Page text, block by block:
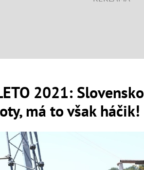
2021: Slovensko
má to však háčik!